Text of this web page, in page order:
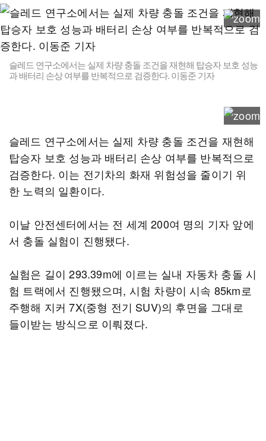
슬레드 연구소에서는 실제 차량 충돌 조건을 재현해 탑승자 보호 성능
과 배터리 손상 여부를 반복적으로 검증한다. 이동준 기자
슬레드 연구소에서는 실제 차량 충돌 조건을 재현해
탑승자 보호 성능과 배터리 손상 여부를 반복적으로
검증한다. 이는 전기차의 화재 위험성을 줄이기 위
한 노력의 일환이다.
이날 안전센터에서는 전 세계 200여 명의 기자 앞에
서 충돌 실험이 진행됐다.
실험은 길이 293.39m에 이르는 실내 자동차 충돌 시
험 트랙에서 진행됐으며, 시험 차량이 시속 85km로
주행해 지커 7X(중형 전기 SUV)의 후면을 그대로
들이받는 방식으로 이뤄졌다.